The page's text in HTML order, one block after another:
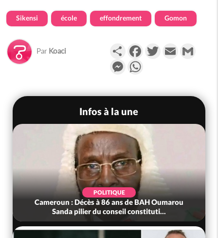
Sikensi école effondrement Gomon
Par Koaci PartagerFacebookTwitterEmail
Messenger
Infos à la une
POLITIQUE
Cameroun : Décès à 86 ans de BAH Oumarou
Sanda pilier du conseil constituti...